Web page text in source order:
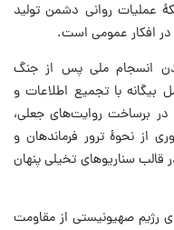
عملیات روانی دشمن تولید
افکار عمومی است.
انسجام ملی پس از جنگ
بیگانه با تجمیع اطلاعات و
برساخت روایت‌های جعلی،
از نحوهٔ ترور فرماندهان و
سناریوهای تخیلی پنهان
رژیم صهیونیستی از مقاومت